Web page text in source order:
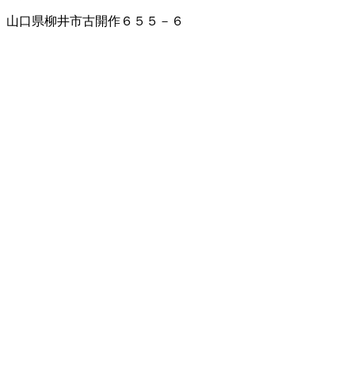
山口県柳井市古開作６５５－６